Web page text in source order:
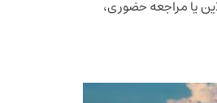
یا مراجعه حضوری،